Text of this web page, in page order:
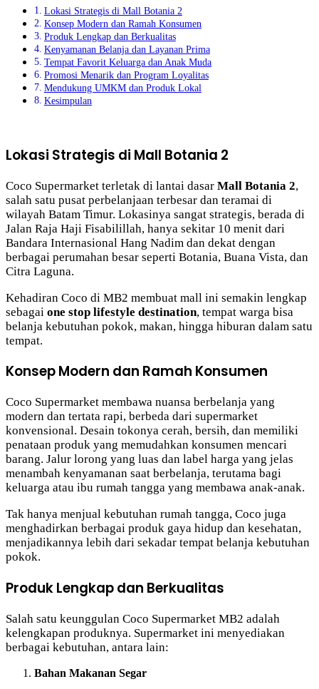
Lokasi Strategis di Mall Botania 2
Konsep Modern dan Ramah Konsumen
Produk Lengkap dan Berkualitas
Kenyamanan Belanja dan Layanan Prima
Tempat Favorit Keluarga dan Anak Muda
Promosi Menarik dan Program Loyalitas
Mendukung UMKM dan Produk Lokal
Kesimpulan
Lokasi Strategis di Mall Botania 2
Coco Supermarket terletak di lantai dasar Mall Botania 2,
salah satu pusat perbelanjaan terbesar dan teramai di
wilayah Batam Timur. Lokasinya sangat strategis, berada di
Jalan Raja Haji Fisabilillah, hanya sekitar 10 menit dari
Bandara Internasional Hang Nadim dan dekat dengan
berbagai perumahan besar seperti Botania, Buana Vista, dan
Citra Laguna.
Kehadiran Coco di MB2 membuat mall ini semakin lengkap
sebagai one stop lifestyle destination, tempat warga bisa
belanja kebutuhan pokok, makan, hingga hiburan dalam satu
tempat.
Konsep Modern dan Ramah Konsumen
Coco Supermarket membawa nuansa berbelanja yang
modern dan tertata rapi, berbeda dari supermarket
konvensional. Desain tokonya cerah, bersih, dan memiliki
penataan produk yang memudahkan konsumen mencari
barang. Jalur lorong yang luas dan label harga yang jelas
menambah kenyamanan saat berbelanja, terutama bagi
keluarga atau ibu rumah tangga yang membawa anak-anak.
Tak hanya menjual kebutuhan rumah tangga, Coco juga
menghadirkan berbagai produk gaya hidup dan kesehatan,
menjadikannya lebih dari sekadar tempat belanja kebutuhan
pokok.
Produk Lengkap dan Berkualitas
Salah satu keunggulan Coco Supermarket MB2 adalah
kelengkapan produknya. Supermarket ini menyediakan
berbagai kebutuhan, antara lain:
Bahan Makanan Segar